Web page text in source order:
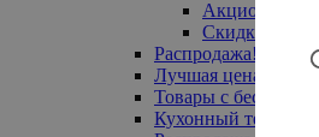
Акционные
Скидка 20%
Распродажа!
Лучшая цена
Товары с
Кухонный текстиль